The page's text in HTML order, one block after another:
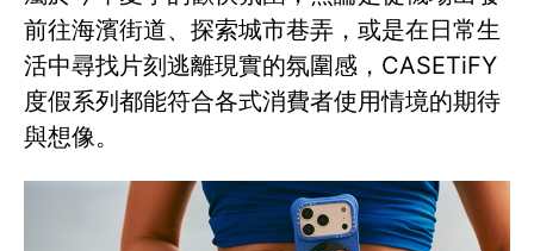
前往海濱街道、探索城市巷弄，或是在日常生
活中尋找片刻逃離現實的氛圍感，CASETiFY
度假系列都能符合各式消費者使用情境的期待
與想像。